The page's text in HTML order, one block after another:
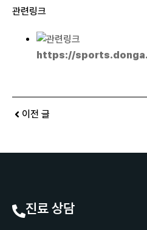
관련링크
https://
이전 글
진료 상담